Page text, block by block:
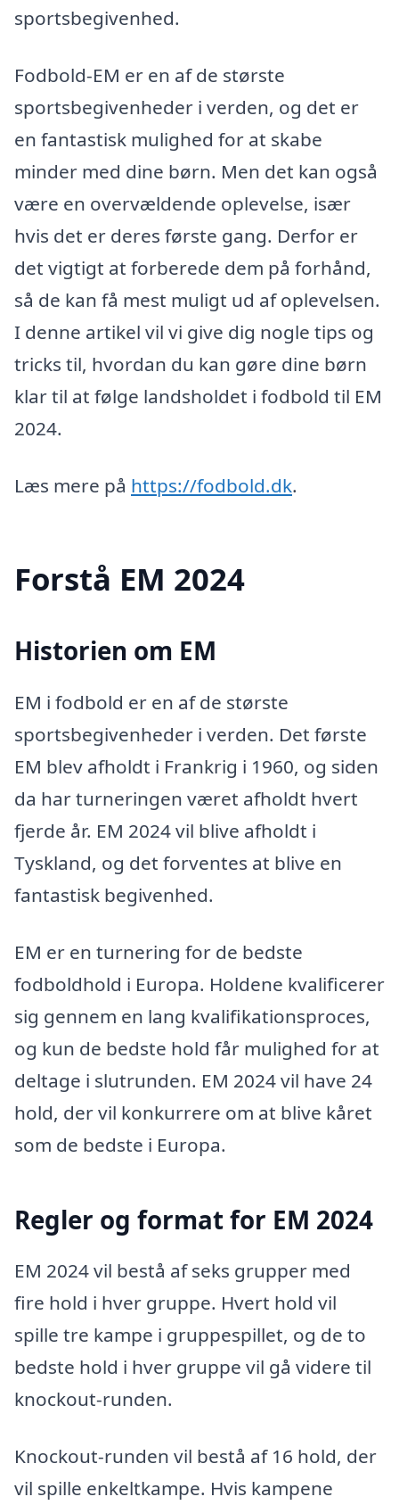
sportsbegivenhed.
Fodbold-EM er en af de største
sportsbegivenheder i verden, og det er
en fantastisk mulighed for at skabe
minder med dine børn. Men det kan også
være en overvældende oplevelse, især
hvis det er deres første gang. Derfor er
det vigtigt at forberede dem på forhånd,
så de kan få mest muligt ud af oplevelsen.
I denne artikel vil vi give dig nogle tips og
tricks til, hvordan du kan gøre dine børn
klar til at følge landsholdet i fodbold til EM
2024.
Læs mere på https://fodbold.dk.
Forstå EM 2024
Historien om EM
EM i fodbold er en af de største
sportsbegivenheder i verden. Det første
EM blev afholdt i Frankrig i 1960, og siden
da har turneringen været afholdt hvert
fjerde år. EM 2024 vil blive afholdt i
Tyskland, og det forventes at blive en
fantastisk begivenhed.
EM er en turnering for de bedste
fodboldhold i Europa. Holdene kvalificerer
sig gennem en lang kvalifikationsproces,
og kun de bedste hold får mulighed for at
deltage i slutrunden. EM 2024 vil have 24
hold, der vil konkurrere om at blive kåret
som de bedste i Europa.
Regler og format for EM 2024
EM 2024 vil bestå af seks grupper med
fire hold i hver gruppe. Hvert hold vil
spille tre kampe i gruppespillet, og de to
bedste hold i hver gruppe vil gå videre til
knockout-runden.
Knockout-runden vil bestå af 16 hold, der
vil spille enkeltkampe. Hvis kampene